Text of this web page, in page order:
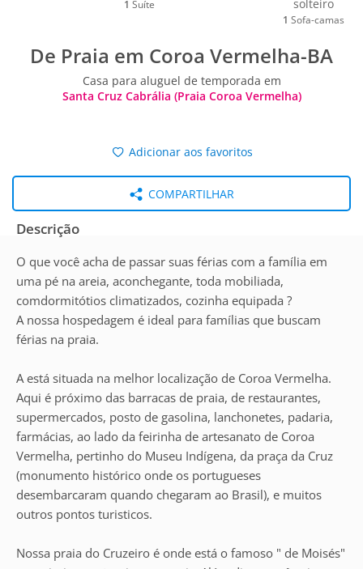
1 Suíte
solteiro
1 Sofa-camas
De Praia em Coroa Vermelha-BA
Casa para aluguel de temporada em
Santa Cruz Cabrália (Praia Coroa Vermelha)
Adicionar aos favoritos
COMPARTILHAR
Descrição
O que você acha de passar suas férias com a família em
uma pé na areia, aconchegante, toda mobiliada,
comdormitótios climatizados, cozinha equipada ?
A nossa hospedagem é ideal para famílias que buscam
férias na praia.
A está situada na melhor localização de Coroa Vermelha.
Aqui é próximo das barracas de praia, de restaurantes,
supermercados, posto de gasolina, lanchonetes, padaria,
farmácias, ao lado da feirinha de artesanato de Coroa
Vermelha, pertinho do Museu Indígena, da praça da Cruz
(monumento histórico onde os portugueses
desembarcaram quando chegaram ao Brasil), e muitos
outros pontos turisticos.
Nossa praia do Cruzeiro é onde está o famoso " de Moisés"